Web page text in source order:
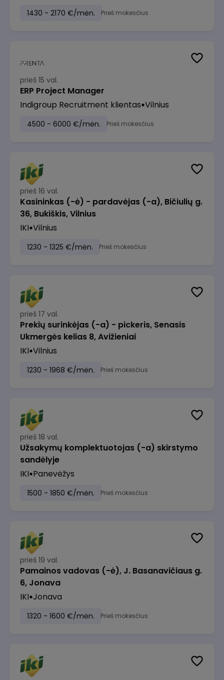
1430 - 2170 €/mėn. Prieš mokesčius
prieš 15 val.
ERP Project Manager
Indigroup Recruitment klientas Vilnius
4500 - 6000 €/mėn. Prieš mokesčius
prieš 16 val.
Kasininkas (-ė) - pardavėjas (-a), Bičiulių g.
36, Bukiškis, Vilnius
IKI Vilnius
1230 - 1325 €/mėn. Prieš mokesčius
prieš 17 val.
Prekių surinkėjas (-a) - pickeris, Senasis
Ukmergės kelias 8, Avižieniai
IKI Vilnius
1230 - 1968 €/mėn. Prieš mokesčius
prieš 18 val.
Užsakymų komplektuotojas (-a) skirstymo
sandėlyje
IKI Panevėžys
1500 - 1850 €/mėn. Prieš mokesčius
prieš 19 val.
Pamainos vadovas (-ė), J. Basanavičiaus g.
6, Jonava
IKI Jonava
1320 - 1600 €/mėn. Prieš mokesčius